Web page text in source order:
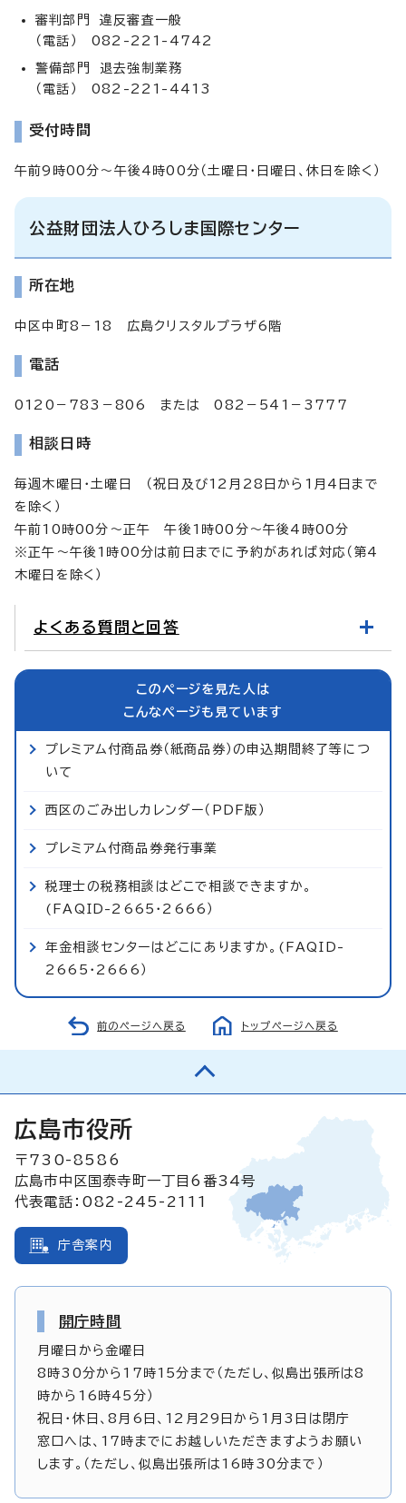
審判部門 違反審査一般
（電話） 082-221-4742
警備部門 退去強制業務
（電話） 082-221-4413
受付時間
午前9時00分～午後4時00分（土曜日・日曜日、休日を除く）
公益財団法人ひろしま国際センター
所在地
中区中町8－18 広島クリスタルプラザ6階
電話
0120－783－806 または 082－541－3777
相談日時
毎週木曜日・土曜日 （祝日及び12月28日から1月4日まで
を除く）
午前10時00分～正午 午後1時00分～午後4時00分
※正午～午後1時00分は前日までに予約があれば対応（第4
木曜日を除く）
よくある質問と回答
このページを見た人は
こんなページも見ています
プレミアム付商品券（紙商品券）の申込期間終了等につ
いて
西区のごみ出しカレンダー（PDF版）
プレミアム付商品券発行事業
税理士の税務相談はどこで相談できますか。
(FAQID-2665・2666）
年金相談センターはどこにありますか。(FAQID-
2665・2666）
前のページへ戻る トップページへ戻る
広島市役所
〒730-8586
広島市中区国泰寺町一丁目6番34号
代表電話：082-245-2111
庁舎案内
開庁時間
月曜日から金曜日
8時30分から17時15分まで（ただし、似島出張所は8
時から16時45分）
祝日・休日、8月6日、12月29日から1月3日は閉庁
窓口へは、17時までにお越しいただきますようお願い
します。（ただし、似島出張所は16時30分まで）